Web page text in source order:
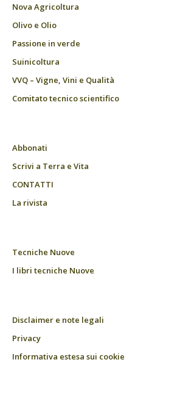
Nova Agricoltura
Olivo e Olio
Passione in verde
Suinicoltura
VVQ – Vigne, Vini e Qualità
Comitato tecnico scientifico
Abbonati
Scrivi a Terra e Vita
CONTATTI
La rivista
Tecniche Nuove
I libri tecniche Nuove
Disclaimer e note legali
Privacy
Informativa estesa sui cookie